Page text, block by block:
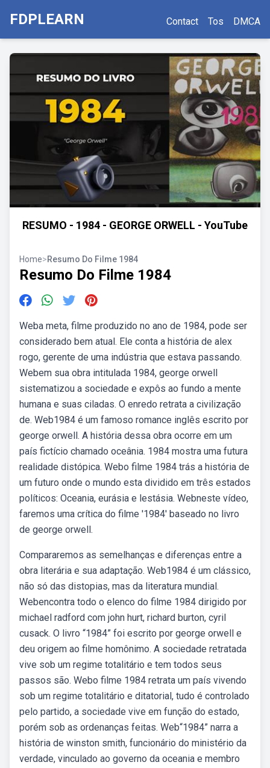
FDPLEARN Contact Tos DMCA
RESUMO - 1984 - GEORGE ORWELL - YouTube
Home>Resumo Do Filme 1984
Resumo Do Filme 1984
Weba meta, filme produzido no ano de 1984, pode ser
considerado bem atual. Ele conta a história de alex
rogo, gerente de uma indústria que estava passando.
Webem sua obra intitulada 1984, george orwell
sistematizou a sociedade e expôs ao fundo a mente
humana e suas ciladas. O enredo retrata a civilização
de. Web1984 é um famoso romance inglês escrito por
george orwell. A história dessa obra ocorre em um
país fictício chamado oceânia. 1984 mostra uma futura
realidade distópica. Webo filme 1984 trás a história de
um futuro onde o mundo esta dividido em três estados
políticos: Oceania, eurásia e lestásia. Webneste vídeo,
faremos uma crítica do filme '1984' baseado no livro
de george orwell.
Compararemos as semelhanças e diferenças entre a
obra literária e sua adaptação. Web1984 é um clássico,
não só das distopias, mas da literatura mundial.
Webencontra todo o elenco do filme 1984 dirigido por
michael radford com john hurt, richard burton, cyril
cusack. O livro “1984” foi escrito por george orwell e
deu origem ao filme homônimo. A sociedade retratada
vive sob um regime totalitário e tem todos seus
passos são. Webo filme 1984 retrata um país vivendo
sob um regime totalitário e ditatorial, tudo é controlado
pelo partido, a sociedade vive em função do estado,
porém sob as ordenanças feitas. Web“1984” narra a
história de winston smith, funcionário do ministério da
verdade, vinculado ao governo da oceania e membro